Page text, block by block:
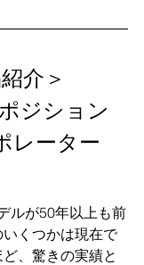
介＞
ジション
レーター
ルが50年以上も前
くつかは現在で
、驚きの実績と